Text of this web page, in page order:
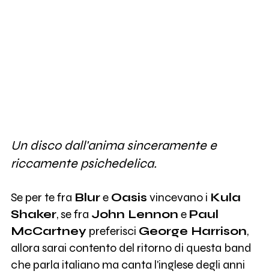
Un disco dall'anima sinceramente e
riccamente psichedelica.
Se per te fra Blure Oasis vincevano i Kula
Shaker, se fra John Lennon e Paul
McCartneypreferisci George Harrison,
allora sarai contento del ritorno di questa band
che parla italiano ma canta l'inglese degli anni